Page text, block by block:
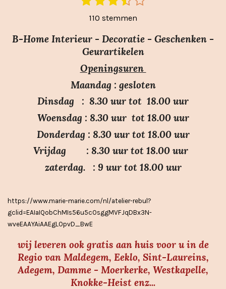
e
n
e
r
s
t
e
r
e
n
s
t
e
r
e
n
t
e
r
e
n
t
e
r
e
n
m
110 stemmen
B-Home Interieur - Decoratie - Geschenken -
Geurartikelen
Openingsuren
Maandag : gesloten
Dinsdag : 8.30 uur tot 18.00 uur
Woensdag : 8.30 uur tot 18.00 uur
Donderdag : 8.30 uur tot 18.00 uur
Vrijdag : 8.30 uur tot 18.00 uur
zaterdag. : 9 uur tot 18.00 uur
https://www.marie-marie.com/nl/atelier-rebul?
gclid=EAIaIQobChMIs56u5cOsggMVFJqDBx3N-
wveEAAYAiAAEgLOpvD_BwE
wij leveren ook gratis aan huis voor u in de
Regio van Maldegem, Eeklo, Sint-Laureins,
Adegem, Damme - Moerkerke, Westkapelle,
Knokke-Heist enz...